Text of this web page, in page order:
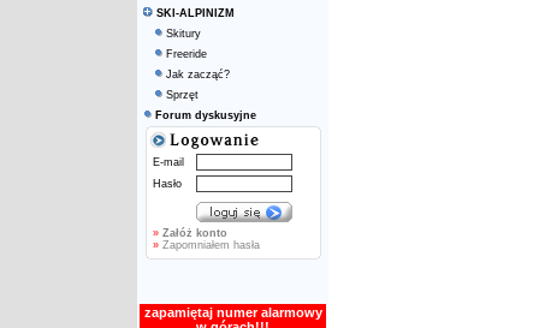
SKI-ALPINIZM
Skitury
Freeride
Jak zacząć?
Sprzęt
Forum dyskusyjne
E-mail
Hasło
» Załóż konto
»Zapomniałem hasła
zapamiętaj numer alarmowy